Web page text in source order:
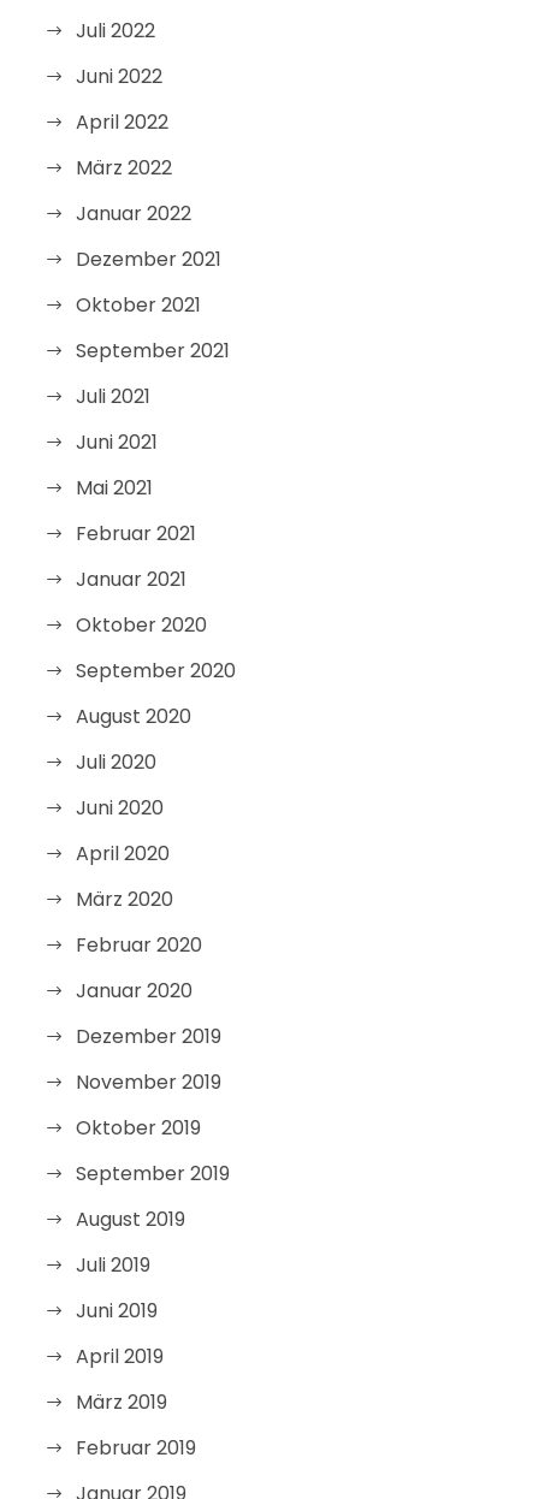
Juli 2022
Juni 2022
April 2022
März 2022
Januar 2022
Dezember 2021
Oktober 2021
September 2021
Juli 2021
Juni 2021
Mai 2021
Februar 2021
Januar 2021
Oktober 2020
September 2020
August 2020
Juli 2020
Juni 2020
April 2020
März 2020
Februar 2020
Januar 2020
Dezember 2019
November 2019
Oktober 2019
September 2019
August 2019
Juli 2019
Juni 2019
April 2019
März 2019
Februar 2019